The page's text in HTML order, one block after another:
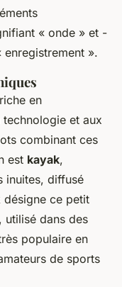
« onde » et -
».
en
et aux
combinant ces
est kayak,
inuites, diffusé
désigne ce petit
utilisé dans des
populaire en
de sports